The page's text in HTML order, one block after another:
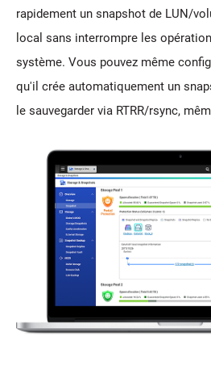
rapidement un snapshot de LUN/
local sans interrompre les
système. Vous pouvez même
qu'il crée automatiquement un
le sauvegarder via RTRR/rsync,